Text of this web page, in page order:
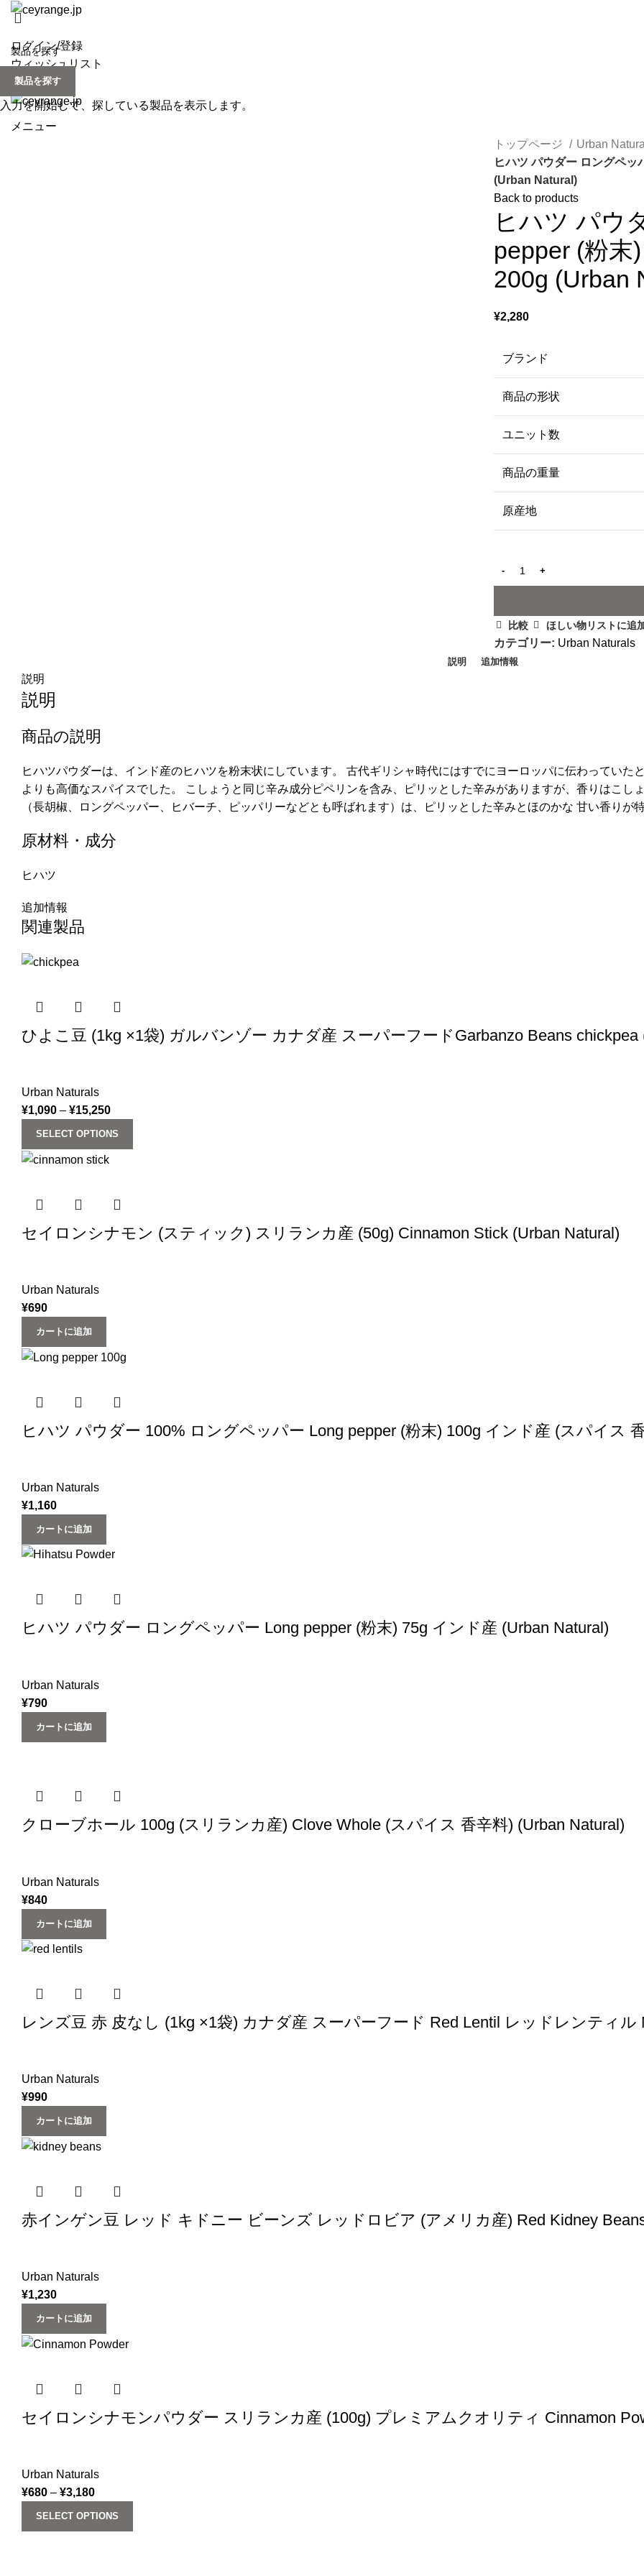
ログイン/登録
ウィッシュリスト
0items / ¥
メニュー
トップページ
Urban
ヒハツ パウダー ロングペ
(‎Urban Natural)
Back to products
ヒハツ パウ
pepper (粉
200g (‎Urban
¥2,280
ブランド
商品の形状
ユニット数
商品の重量
原産地
比較 ほしい物リストに追
カテゴリー: Urban Naturals
説明 追加情報
説明
説明
商品の説明
ヒハツパウダーは、インド産のヒハツを粉末状にしています。 古代ギリシャ時代にはすでにヨーロッパに伝わってい
よりも高価なスパイスでした。 こしょうと同じ辛み成分ピペリンを含み、ピリッとした辛みがありますが、香りはこし
（長胡椒、ロングペッパー、ヒバーチ、ピッパリーなどとも呼ばれます）は、ピリッとした辛みとほのかな 甘い香りが
原材料・成分
ヒハツ
追加情報
関連製品
ひよこ豆 (1kg ×1袋) ガルバンゾー カナダ産 スーパーフードGarbanzo Beans chickpea
Urban Naturals
¥1,090 – ¥15,250
SELECT OPTIONS
セイロンシナモン (スティック) スリランカ産 (50g) Cinnamon Stick (Urban Natural)
Urban Naturals
¥690
カートに追加
ヒハツ パウダー 100% ロングペッパー Long pepper (粉末) 100g インド産 (スパイス
Urban Naturals
¥1,160
カートに追加
ヒハツ パウダー ロングペッパー Long pepper (粉末) 75g インド産 (‎Urban Natural)
Urban Naturals
¥790
カートに追加
クローブホール 100g (スリランカ産) Clove Whole (スパイス 香辛料) (Urban Natural)
Urban Naturals
¥840
カートに追加
レンズ豆 赤 皮なし (1kg ×1袋) カナダ産 スーパーフード Red Lentil レッドレンティ
Urban Naturals
¥990
カートに追加
赤インゲン豆 レッド キドニー ビーンズ レッドロビア (アメリカ産) Red Kidney
Urban Naturals
¥1,230
カートに追加
セイロンシナモンパウダー スリランカ産 (100g) プレミアムクオリティ Cinnamon
Urban Naturals
¥680 – ¥3,180
SELECT OPTIONS
製品を探す
入力を開始して、探している製品を表示します。